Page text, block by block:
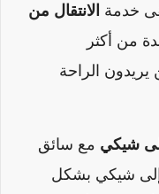
خدمة الانتقال من
من أكثر
يريدون الراحة
شيكي مع سائق
إلى شيكي بشكل